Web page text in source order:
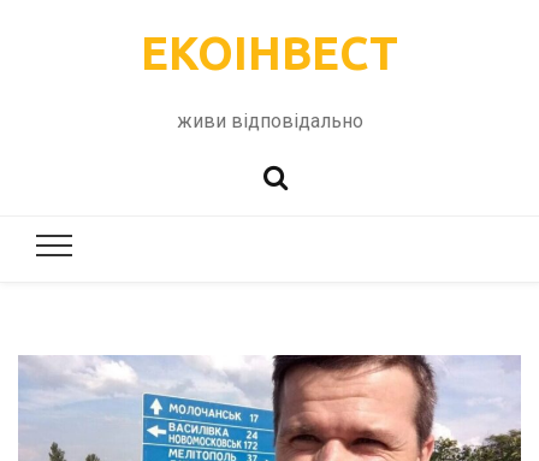
ЕКОІНВЕСТ
живи відповідально